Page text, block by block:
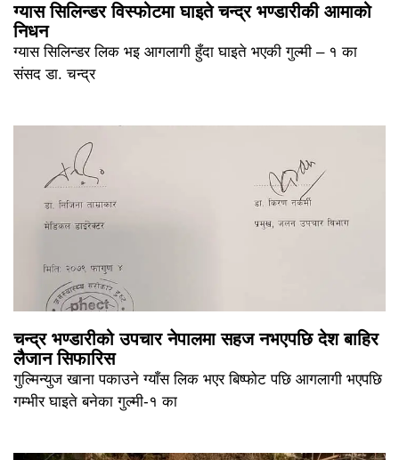
ग्यास सिलिन्डर विस्फोटमा घाइते चन्द्र भण्डारीकी आमाको
निधन
ग्यास सिलिन्डर लिक भइ आगलागी हुँदा घाइते भएकी गुल्मी – १ का
संसद डा. चन्द्र
चन्द्र भण्डारीको उपचार नेपालमा सहज नभएपछि देश बाहिर
लैजान सिफारिस
गुल्मिन्युज खाना पकाउने ग्याँस लिक भएर बिष्फोट पछि आगलागी भएपछि
गम्भीर घाइते बनेका गुल्मी-१ का